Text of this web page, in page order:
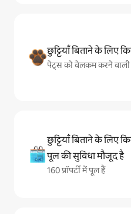
छुट्टियाँ बिताने के लिए
पेट्स को वेलकम करने
छुट्टियाँ बिताने के लिए
पूल की सुविधा मौजूद है
160 प्रॉपर्टी में पूल हैं